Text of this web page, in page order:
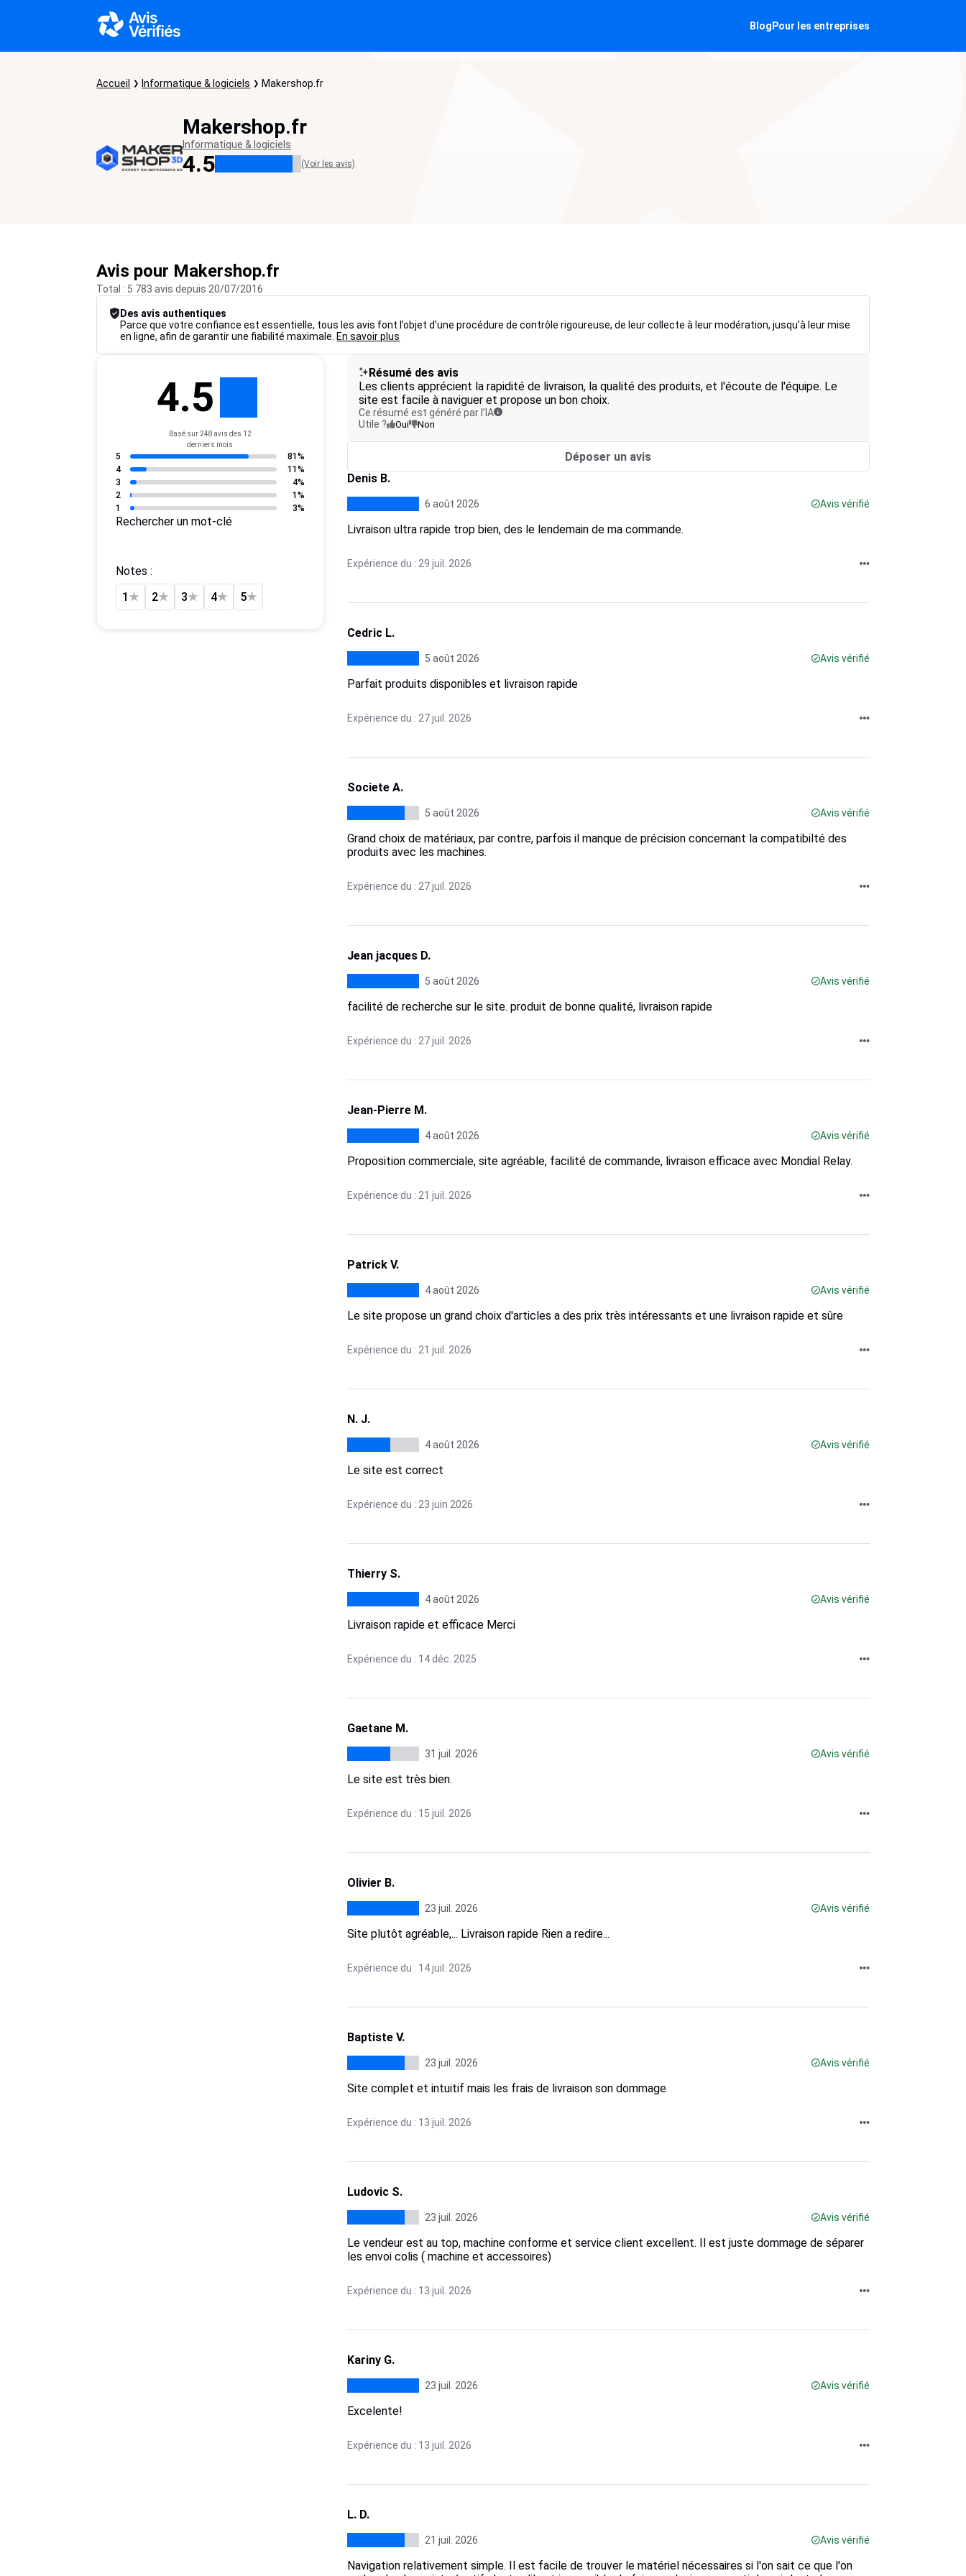
Blog Pour les entreprises
Accueil Informatique & logiciels Makershop.fr
Makershop.fr
Informatique & logiciels
4.5 (Voir les avis)
Avis pour Makershop.fr
Total : 5 783 avis depuis 20/07/2016
Des avis authentiques
Parce que votre confiance est essentielle, tous les avis font l’objet d’une procédure de contrôle rigoureuse, de leur collecte à leur modération, jusqu’à leur mise
en ligne, afin de garantir une fiabilité maximale. En savoir plus
4.5
Basé sur 248 avis des 12
derniers mois
5
81%
4
11%
3
4%
2
1%
1
3%
Rechercher un mot-clé
Notes :
1 ★ 2★ 3★ 4★ 5★
Résumé des avis
Les clients apprécient la rapidité de livraison, la qualité des produits, et l'écoute de l'équipe. Le
site est facile à naviguer et propose un bon choix.
Ce résumé est généré par l’IA
Utile ?
Oui Non
Déposer un avis
Denis B.
6 août 2026 Avis vérifié
Livraison ultra rapide trop bien, des le lendemain de ma commande.
Expérience du : 29 juil. 2026
Cedric L.
5 août 2026 Avis vérifié
Parfait produits disponibles et livraison rapide
Expérience du : 27 juil. 2026
Societe A.
5 août 2026 Avis vérifié
Grand choix de matériaux, par contre, parfois il manque de précision concernant la compatibilté des
produits avec les machines.
Expérience du : 27 juil. 2026
Jean jacques D.
5 août 2026 Avis vérifié
facilité de recherche sur le site. produit de bonne qualité, livraison rapide
Expérience du : 27 juil. 2026
Jean-Pierre M.
4 août 2026 Avis vérifié
Proposition commerciale, site agréable, facilité de commande, livraison efficace avec Mondial Relay.
Expérience du : 21 juil. 2026
Patrick V.
4 août 2026 Avis vérifié
Le site propose un grand choix d'articles a des prix très intéressants et une livraison rapide et sûre
Expérience du : 21 juil. 2026
N. J.
4 août 2026 Avis vérifié
Le site est correct
Expérience du : 23 juin 2026
Thierry S.
4 août 2026 Avis vérifié
Livraison rapide et efficace Merci
Expérience du : 14 déc. 2025
Gaetane M.
31 juil. 2026 Avis vérifié
Le site est très bien.
Expérience du : 15 juil. 2026
Olivier B.
23 juil. 2026 Avis vérifié
Site plutôt agréable,... Livraison rapide Rien a redire...
Expérience du : 14 juil. 2026
Baptiste V.
23 juil. 2026 Avis vérifié
Site complet et intuitif mais les frais de livraison son dommage
Expérience du : 13 juil. 2026
Ludovic S.
23 juil. 2026 Avis vérifié
Le vendeur est au top, machine conforme et service client excellent. Il est juste dommage de séparer
les envoi colis ( machine et accessoires)
Expérience du : 13 juil. 2026
Kariny G.
23 juil. 2026 Avis vérifié
Excelente!
Expérience du : 13 juil. 2026
L. D.
21 juil. 2026 Avis vérifié
Navigation relativement simple. Il est facile de trouver le matériel nécessaires si l'on sait ce que l'on